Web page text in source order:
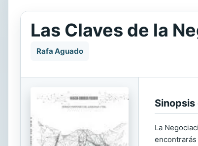
Las Claves de la
Rafa Aguado
Sinopsis
La